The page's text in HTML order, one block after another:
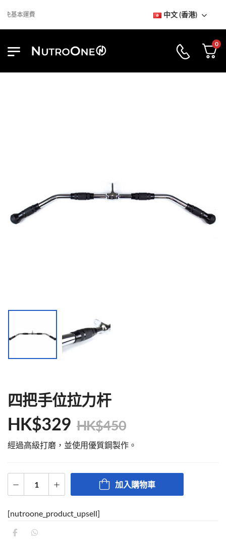
基本運費 中文 (香港)
0
四把手位拉力杆
HK$329 HK$450
經過高級打磨，並使用優質鋼製作。
加入購物車
[nutroone_product_upsell]